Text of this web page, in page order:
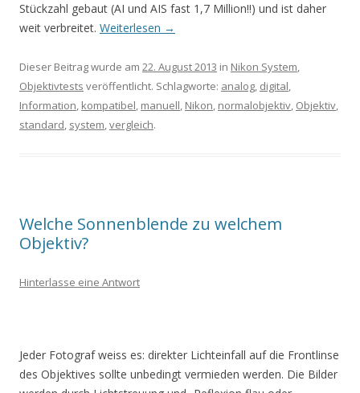
Stückzahl gebaut (AI und AIS fast 1,7 Million!!) und ist daher
weit verbreitet. Weiterlesen →
Dieser Beitrag wurde am 22. August 2013 in Nikon System,
Objektivtests veröffentlicht. Schlagworte: analog, digital,
Information, kompatibel, manuell, Nikon, normalobjektiv, Objektiv,
standard, system,vergleich.
Welche Sonnenblende zu welchem
Objektiv?
Hinterlasse eine Antwort
Jeder Fotograf weiss es: direkter Lichteinfall auf die Frontlinse
des Objektives sollte unbedingt vermieden werden. Die Bilder